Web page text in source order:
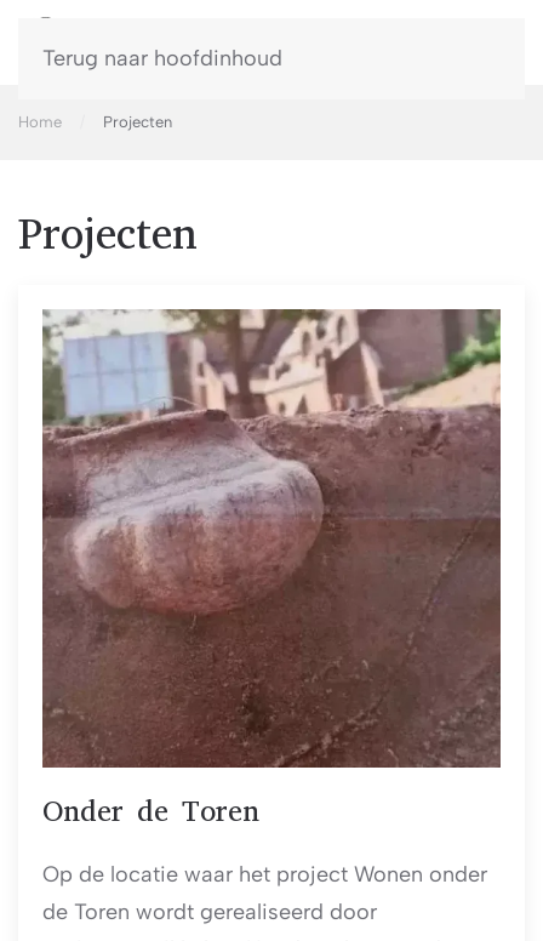
Terug naar hoofdinhoud
Home Projecten
Projecten
Onder de Toren
Op de locatie waar het project Wonen onder
de Toren wordt gerealiseerd door